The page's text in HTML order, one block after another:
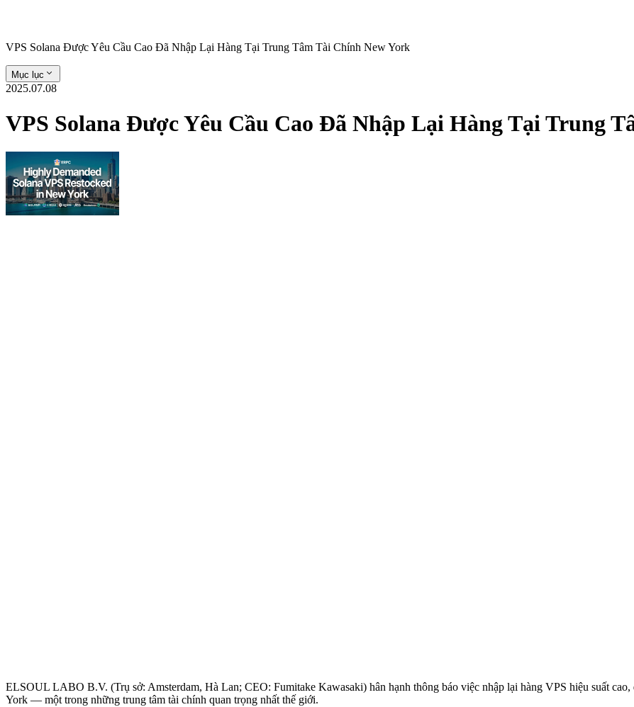
VPS Solana Được Yêu Cầu Cao Đã Nhập Lại Hàng Tại Trung Tâm Tài Chính New York
Mục lục
2025.07.08
VPS Solana Được Yêu Cầu Cao Đã Nhập Lại Hàng Tại Trung
ELSOUL LABO B.V. (Trụ sở: Amsterdam, Hà Lan; CEO: Fumitake Kawasaki) hân hạnh thông báo việc nhập lại hàng VPS hiệu suất
York — một trong những trung tâm tài chính quan trọng nhất thế giới.